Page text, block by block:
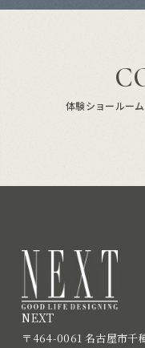
体験ショールー
NEXT
〒464-0061 名古屋市千